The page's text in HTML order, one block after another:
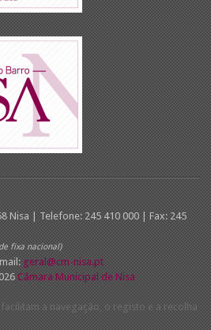
Nisa | Telefone: 245 410 000 | Fax: 245
fixa nacional)
geral@cm-nisa.pt
Câmara Municipal de Nisa
a navegação, o registo e a recolha